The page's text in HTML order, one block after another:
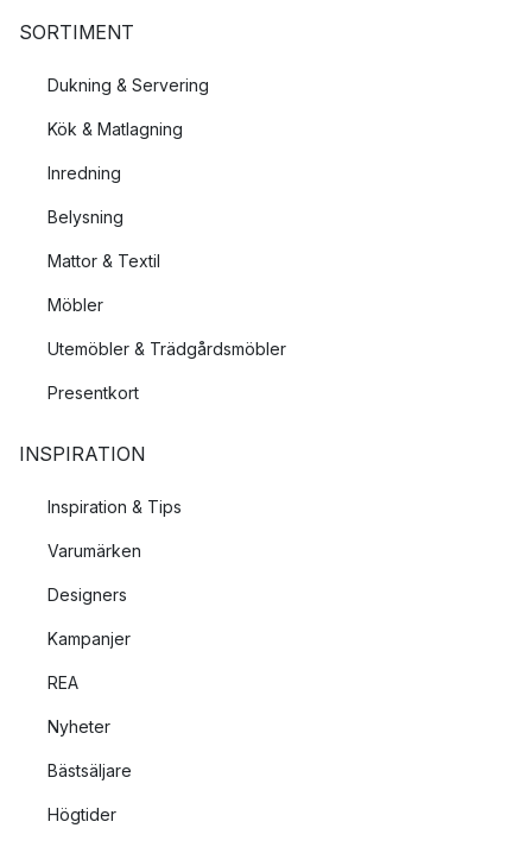
SORTIMENT
Dukning & Servering
Kök & Matlagning
Inredning
Belysning
Mattor & Textil
Möbler
Utemöbler & Trädgårdsmöbler
Presentkort
INSPIRATION
Inspiration & Tips
Varumärken
Designers
Kampanjer
REA
Nyheter
Bästsäljare
Högtider